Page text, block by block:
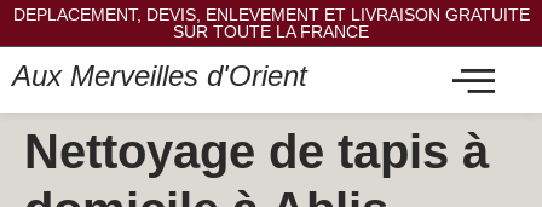
DEPLACEMENT, DEVIS, ENLEVEMENT ET LIVRAISON GRATUITE
SUR TOUTE LA FRANCE
Aux Merveilles d'Orient
Nettoyage de tapis à